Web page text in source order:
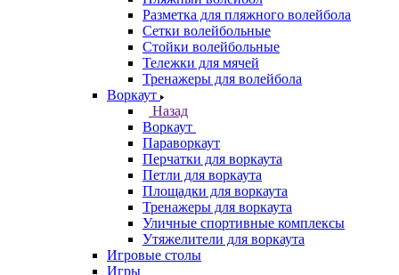
Разметка для пляжного волейбола
Сетки волейбольные
Стойки волейбольные
Тележки для мячей
Тренажеры для волейбола
Воркаут
Назад
Воркаут
Параворкаут
Перчатки для воркаута
Петли для воркаута
Площадки для воркаута
Тренажеры для воркаута
Уличные спортивные комплексы
Утяжелители для воркаута
Игровые столы
Игры